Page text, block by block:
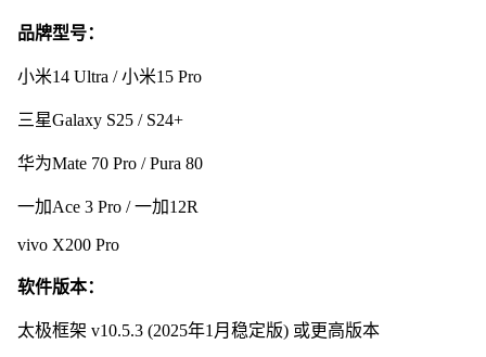
品牌型号：
小米14 Ultra / 小米15 Pro
三星Galaxy S25 / S24+
华为Mate 70 Pro / Pura 80
一加Ace 3 Pro / 一加12R
vivo X200 Pro
软件版本：
太极框架 v10.5.3 (2025年1月稳定版) 或更高版本